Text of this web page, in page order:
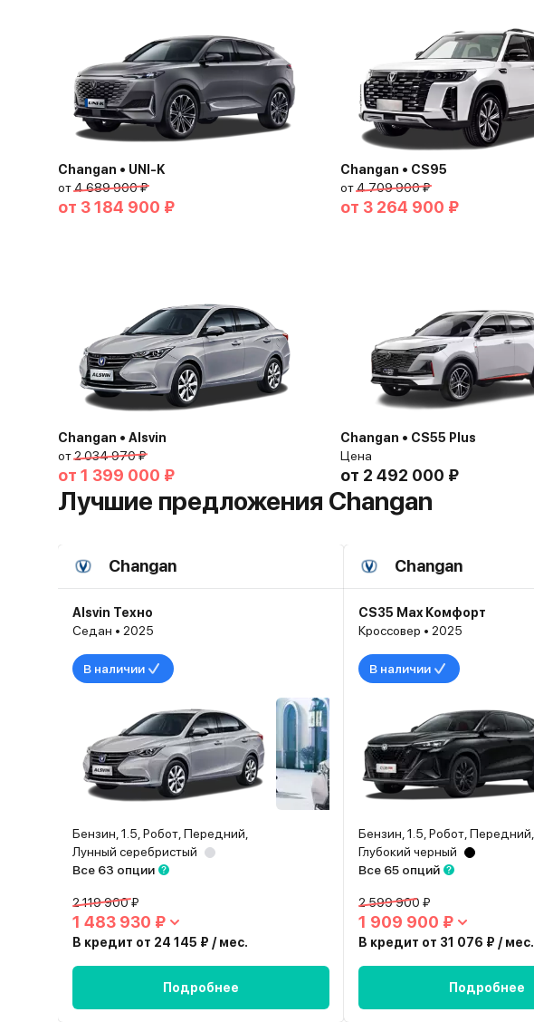
Changan • UNI-K
от4 689 900 ₽
от 3 184 900 ₽
Changan • CS95
от4 709 900 ₽
от 3 264 900 ₽
Changan • Alsvin
от2 034 970 ₽
от 1 399 000 ₽
Changan • CS55 Plus
Цена
от 2 492 000 ₽
Лучшие предложения Changan
Changan
Alsvin Техно
Седан • 2025
В наличии
Бензин, 1.5, Робот, Передний,
Лунный серебристый
Все 63 опции
2 119 900 ₽
1 483 930 ₽
В кредит от 24 145 ₽ / мес.
Подробнее
Changan
CS35 Max Комфорт
Кроссовер • 2025
В наличии
Бензин, 1.5, Робот, Передний,
Глубокий черный
Все 65 опций
2 599 900 ₽
1 909 900 ₽
В кредит от 31 076 ₽ / мес.
Подробнее